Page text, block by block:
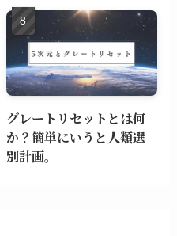
グレートリセットとは何
か？簡単にいうと人類選
別計画。